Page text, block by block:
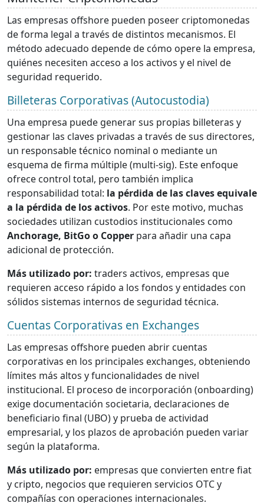
Las empresas offshore pueden poseer criptomonedas
de forma legal a través de distintos mecanismos. El
método adecuado depende de cómo opere la empresa,
quiénes necesiten acceso a los activos y el nivel de
seguridad requerido.
Billeteras Corporativas (Autocustodia)
Una empresa puede generar sus propias billeteras y
gestionar las claves privadas a través de sus directores,
un responsable técnico nominal o mediante un
esquema de firma múltiple (multi-sig). Este enfoque
ofrece control total, pero también implica
responsabilidad total: la pérdida de las claves equivale
a la pérdida de los activos. Por este motivo, muchas
sociedades utilizan custodios institucionales como
Anchorage, BitGo o Copper para añadir una capa
adicional de protección.
Más utilizado por: traders activos, empresas que
requieren acceso rápido a los fondos y entidades con
sólidos sistemas internos de seguridad técnica.
Cuentas Corporativas en Exchanges
Las empresas offshore pueden abrir cuentas
corporativas en los principales exchanges, obteniendo
límites más altos y funcionalidades de nivel
institucional. El proceso de incorporación (onboarding)
exige documentación societaria, declaraciones de
beneficiario final (UBO) y prueba de actividad
empresarial, y los plazos de aprobación pueden variar
según la plataforma.
Más utilizado por: empresas que convierten entre fiat
y cripto, negocios que requieren servicios OTC y
compañías con operaciones internacionales.